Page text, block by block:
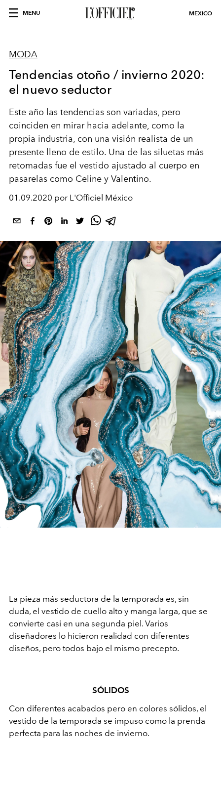
MENU MEXICO
MODA
Tendencias otoño / invierno 2020:
el nuevo seductor
Este año las tendencias son variadas, pero
coinciden en mirar hacia adelante, como la
propia industria, con una visión realista de un
presente lleno de estilo. Una de las siluetas más
retomadas fue el vestido ajustado al cuerpo en
pasarelas como Celine y Valentino.
01.09.2020 por L'Officiel México
La pieza más seductora de la temporada es, sin
duda, el vestido de cuello alto y manga larga, que se
convierte casi en una segunda piel. Varios
diseñadores lo hicieron realidad con diferentes
diseños, pero todos bajo el mismo precepto.
SÓLIDOS
Con diferentes acabados pero en colores sólidos, el
vestido de la temporada se impuso como la prenda
perfecta para las noches de invierno.